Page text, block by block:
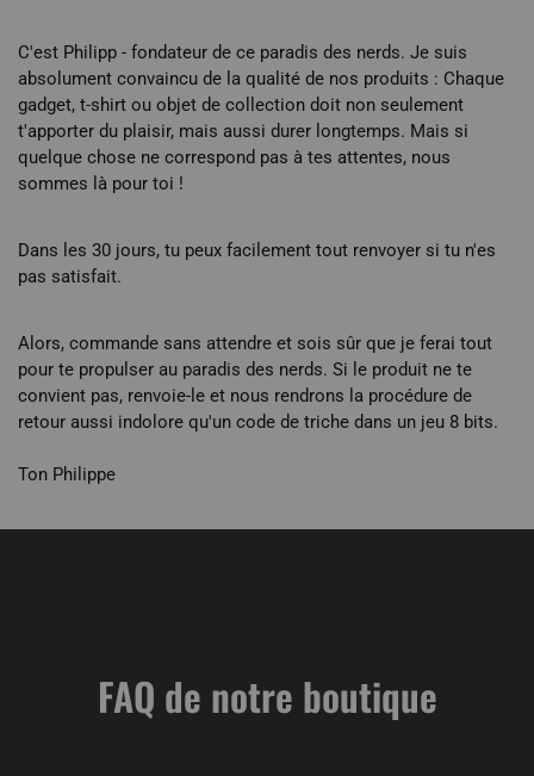
C'est Philipp - fondateur de ce paradis des nerds. Je suis
absolument convaincu de la qualité de nos produits : Chaque
gadget, t-shirt ou objet de collection doit non seulement
t'apporter du plaisir, mais aussi durer longtemps. Mais si
quelque chose ne correspond pas à tes attentes, nous
sommes là pour toi !
Dans les 30 jours, tu peux facilement tout renvoyer si tu n'es
pas satisfait.
Alors, commande sans attendre et sois sûr que je ferai tout
pour te propulser au paradis des nerds. Si le produit ne te
convient pas, renvoie-le et nous rendrons la procédure de
retour aussi indolore qu'un code de triche dans un jeu 8 bits.
Ton Philippe
FAQ de notre boutique